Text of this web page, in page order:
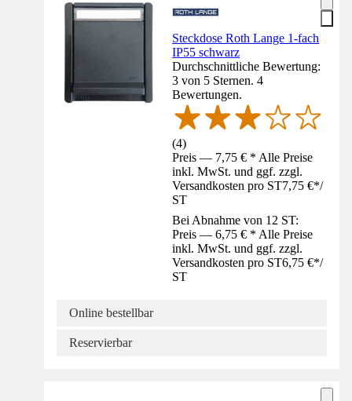
Steckdose Roth Lange 1-fach
IP55 schwarz
Durchschnittliche Bewertung:
3 von 5 Sternen. 4
Bewertungen.
(4)
Preis — 7,75 € * Alle Preise
inkl. MwSt. und ggf. zzgl.
Versandkosten pro ST7,75 €*/
ST
Bei Abnahme von 12 ST:
Preis — 6,75 € * Alle Preise
inkl. MwSt. und ggf. zzgl.
Versandkosten pro ST6,75 €*/
ST
Online bestellbar
Reservierbar